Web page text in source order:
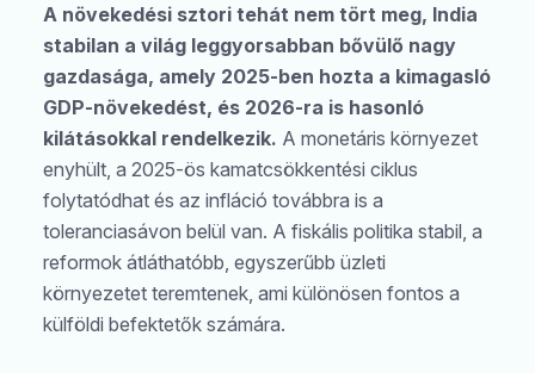
A növekedési sztori tehát nem tört meg, India
stabilan a világ leggyorsabban bővülő nagy
gazdasága, amely 2025-ben hozta a kimagasló
GDP-növekedést, és 2026-ra is hasonló
kilátásokkal rendelkezik. A monetáris környezet
enyhült, a 2025-ös kamatcsökkentési ciklus
folytatódhat és az infláció továbbra is a
toleranciasávon belül van. A fiskális politika stabil, a
reformok átláthatóbb, egyszerűbb üzleti
környezetet teremtenek, ami különösen fontos a
külföldi befektetők számára.